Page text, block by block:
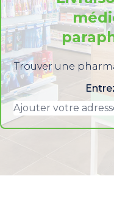
Trouver une